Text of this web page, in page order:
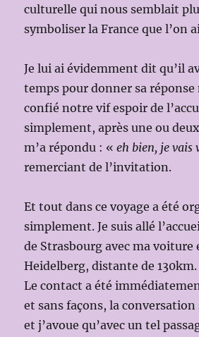
culturelle qui nous semblait
symboliser la France que l’on
Je lui ai évidemment dit qu’il
temps pour donner sa réponse
confié notre vif espoir de
simplement, après une ou
m’a répondu : «eh bien, je vais
remerciant de l’invitation.
Et tout dans ce voyage a été
simplement. Je suis allé
de Strasbourg avec ma voiture
Heidelberg, distante de 130km.
Le contact a été
et sans façons, la conversation
et j’avoue qu’avec un tel